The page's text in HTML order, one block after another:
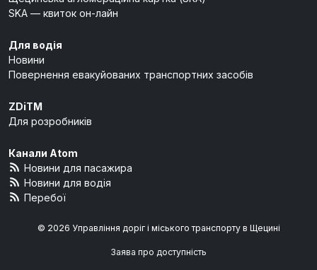
SKA — квиток он-лайн
Для водія
Новини
Повернення евакуйованих транспортних засобів
ZDiTM
Для розробників
Канали Atom
Новини для пасажира
Новини для водія
Перебої
© 2026 Управління доріг і міського транспорту в Щецині
Заява про доступність